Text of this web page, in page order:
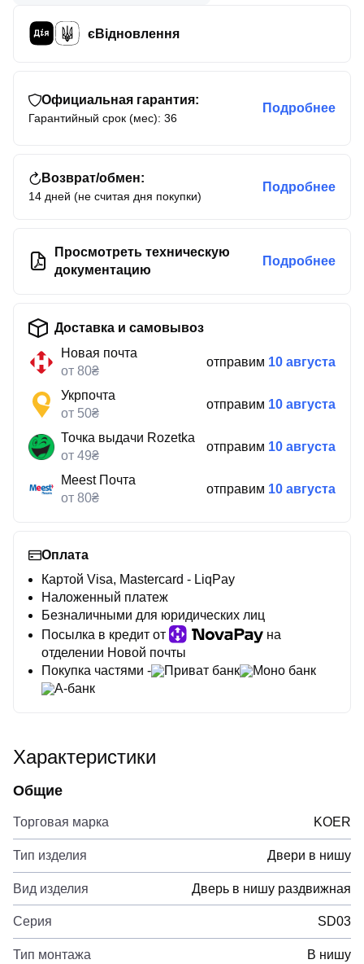
єВідновлення
Официальная гарантия:
Гарантийный срок (мес): 36
Подробнее
Возврат/обмен:
14 дней (не считая дня покупки)
Подробнее
Просмотреть техническую
документацию
Подробнее
Доставка и самовывоз
Новая почта
от 80₴
отправим 10 августа
Укрпочта
от 50₴
отправим 10 августа
Точка выдачи Rozetka
от 49₴
отправим 10 августа
Meest Почта
от 80₴
отправим 10 августа
Оплата
Картой Visa, Mastercard - LiqPay
Наложенный платеж
Безналичными для юридических лиц
Посылка в кредит от
на
отделении Новой почты
Покупка частями -
Приват банк
Моно банк
А-банк
Характеристики
Общие
Торговая марка KOER
Тип изделия Двери в нишу
Вид изделия Дверь в нишу раздвижная
Серия SD03
Тип монтажа В нишу